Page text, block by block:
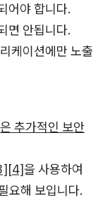
어야 합니다.
면 안됩니다.
케이션에만 노출
추가적인 보안
을 사용하여
요해 보입니다.